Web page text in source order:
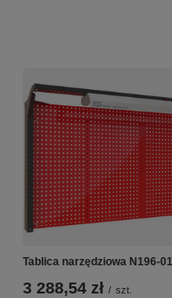
Tablica narzędziowa N196-01
3 288,54 zł / szt.